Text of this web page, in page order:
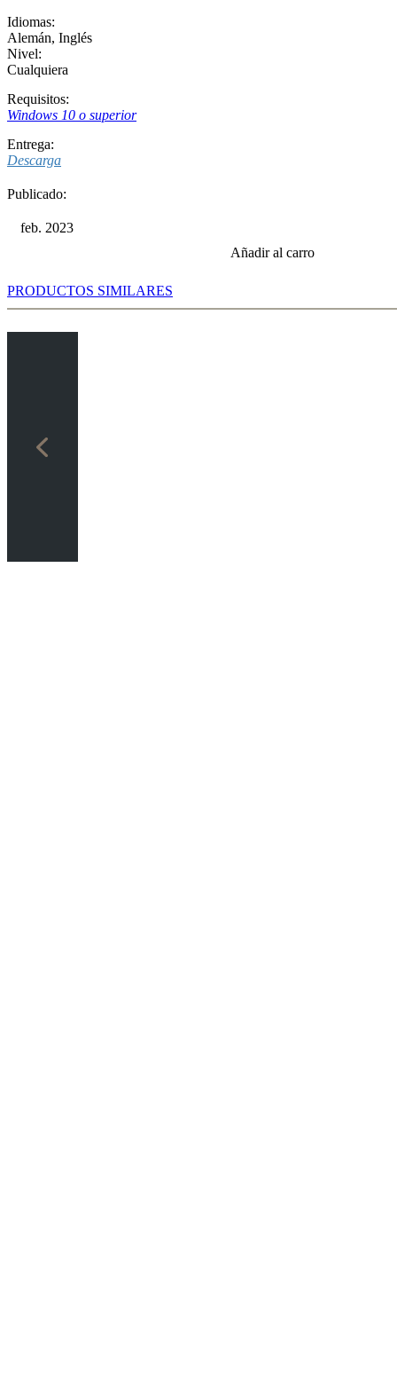
Idiomas:
Alemán, Inglés
Nivel:
Cualquiera
Requisitos:
Windows 10 o superior
Entrega:
Descarga
Publicado:
feb. 2023
Añadir al carro
PRODUCTOS SIMILARES